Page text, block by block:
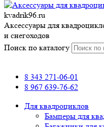
kvadrik96.ru
Аксессуары для
и снегоходов
Поиск по каталогу
8 343 271-06-01
8 967 639-76-62
Для квадроциклов
Бамперы для